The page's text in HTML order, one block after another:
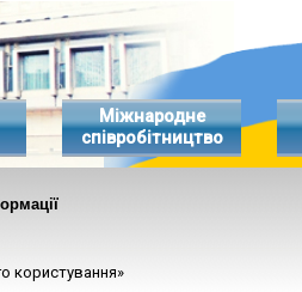
Міжнародне
співробітництво
користування»